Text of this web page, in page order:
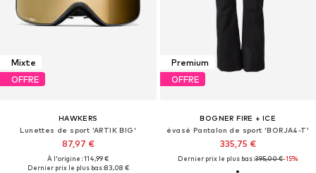
Mixte
OFFRE
HAWKERS
Lunettes de sport 'ARTIK BIG'
87,97 €
À l'origine : 114,99 €
Dernier prix le plus bas :83,08 €
Premium
OFFRE
BOGNER FIRE + ICE
évasé Pantalon de sport 'BORJA4-T'
335,75 €
Dernier prix le plus bas :395,00 €-15%